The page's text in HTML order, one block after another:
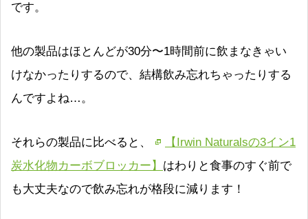
です。
他の製品はほとんどが30分〜1時間前に飲まなきゃい
けなかったりするので、結構飲み忘れちゃったりする
んですよね…。
それらの製品に比べると、
【Irwin Naturalsの3イン1
炭水化物カーボブロッカー】 はわりと食事のすぐ前で
も大丈夫なので飲み忘れが格段に減ります！